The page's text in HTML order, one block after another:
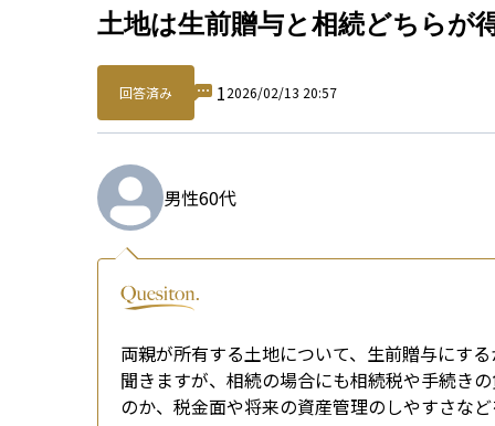
土地は生前贈与と相続どちらが
回答済み 12026/02/13 20:57
男性60代
両親が所有する土地について、生前贈与にす
聞きますが、相続の場合にも相続税や手続き
のか、税金面や将来の資産管理のしやすさな